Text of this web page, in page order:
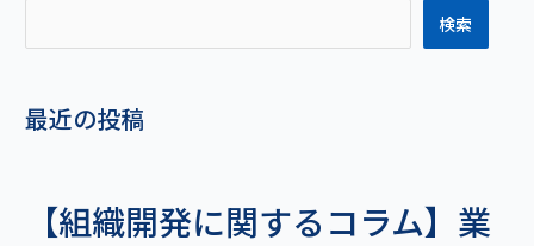
検索
最近の投稿
【組織開発に関するコラム】業